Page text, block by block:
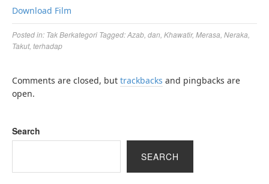
Download Film
Posted in: Tak Berkategori Tagged:Azab dan Khawatir, Merasa Neraka
Takut, terhadap
Comments are closed, but trackbacks and pingbacks are
open.
Search
SEARCH